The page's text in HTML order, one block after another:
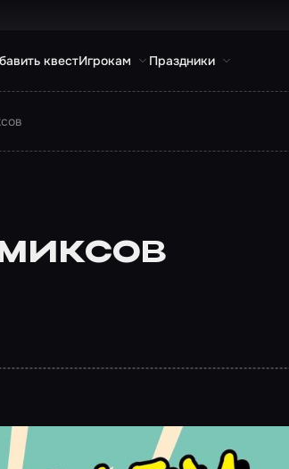
квестИгрокам Праздники